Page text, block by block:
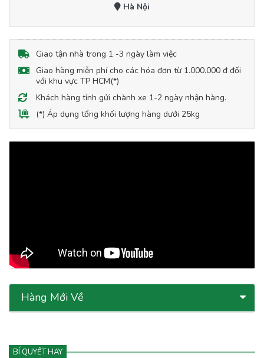
Hà Nội
Giao tận nhà trong 1 -3 ngày làm việc
Giao hàng miễn phí cho các hóa đơn từ 1.000.000 đ đối
với khu vực TP HCM(*)
Khách hàng tỉnh gửi chành xe 1-2 ngày nhận hàng.
(*) Áp dụng tổng khối lượng hàng dưới 25kg
Hàng Mới Về
BÍ QUYẾT HAY